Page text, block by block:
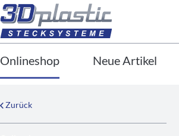
Onlineshop Neue Artikel
Zurück